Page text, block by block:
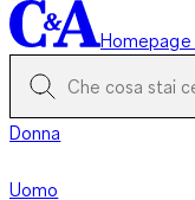
Donna
Uomo